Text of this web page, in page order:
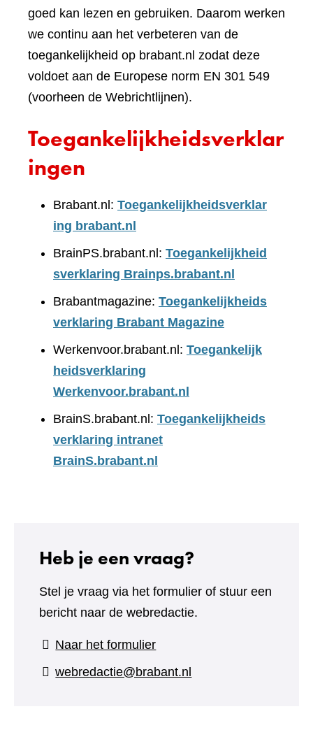
goed kan lezen en gebruiken. Daarom werken
we continu aan het verbeteren van de
toegankelijkheid op brabant.nl zodat deze
voldoet aan de Europese norm EN 301 549
(voorheen de Webrichtlijnen).
Toegankelijkheidsverklar
ingen
Brabant.nl: Toegankelijkheidsverklar
ing brabant.nl
BrainPS.brabant.nl: Toegankelijkheid
sverklaring Brainps.brabant.nl
Brabantmagazine: Toegankelijkheids
verklaring Brabant Magazine
Werkenvoor.brabant.nl: Toegankelijk
heidsverklaring
Werkenvoor.brabant.nl
BrainS.brabant.nl: Toegankelijkheids
verklaring intranet
BrainS.brabant.nl
Heb je een vraag?
Stel je vraag via het formulier of stuur een
bericht naar de webredactie.
Naar het formulier(verwijst
naar
webredactie@brabant.nl